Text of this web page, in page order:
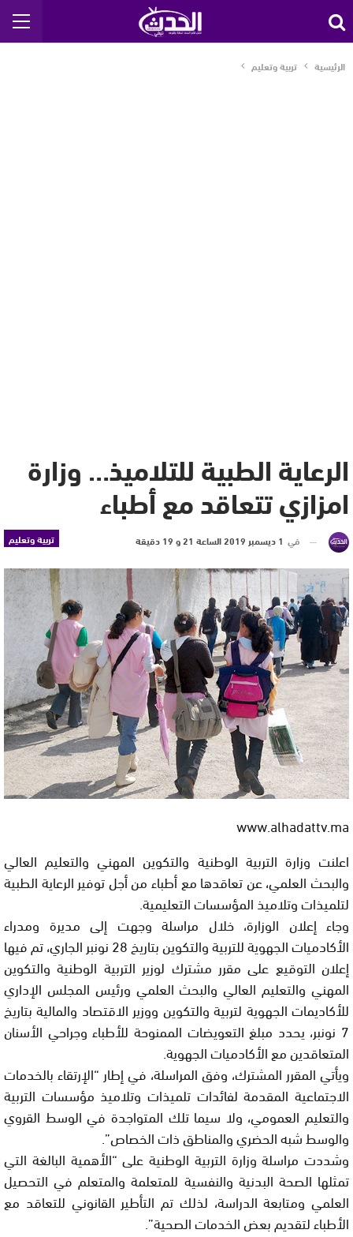
الرئيسية تربية وتعليم
الرعاية الطبية للتلاميذ… وزارة
امزازي تتعاقد مع أطباء
تربية وتعليم في 1 ديسمبر 2019 الساعة 21 و 19 دقيقة
www.alhadattv.ma
اعلنت وزارة التربية الوطنية والتكوين المهني والتعليم العالي
والبحث العلمي، عن تعاقدها مع أطباء من أجل توفير الرعاية الطبية
لتلميذات وتلاميذ المؤسسات التعليمية.
وجاء إعلان الوزارة، خلال مراسلة وجهت إلى مديرة ومدراء
الأكادميات الجهوية للتربية والتكوين بتاريخ 28 نونبر الجاري، تم فيها
إعلان التوقيع على مقرر مشترك لوزير التربية الوطنية والتكوين
المهني والتعليم العالي والبحث العلمي ورئيس المجلس الإداري
للأكاديمات الجهوية لتربية والتكوين ووزير الاقتصاد والمالية بتاريخ
7 نونبر، يحدد مبلغ التعويضات الممنوحة للأطباء وجراحي الأسنان
المتعاقدين مع الأكادميات الجهوية.
ويأتي المقرر المشترك، وفق المراسلة، في إطار “الإرتقاء بالخدمات
الاجتماعية المقدمة لفائدات تلميذات وتلاميذ مؤسسات التربية
والتعليم العمومي، ولا سيما تلك المتواجدة في الوسط القروي
والوسط شبه الحضري والمناطق ذات الخصاص”.
وشددت مراسلة وزارة التربية الوطنية على “الأهمية البالغة التي
تمثلها الصحة البدنية والنفسية للمتعلمة والمتعلم في التحصيل
العلمي ومتابعة الدراسة، لذلك تم التأطير القانوني للتعاقد مع
الأطباء لتقديم بعض الخدمات الصحية”.